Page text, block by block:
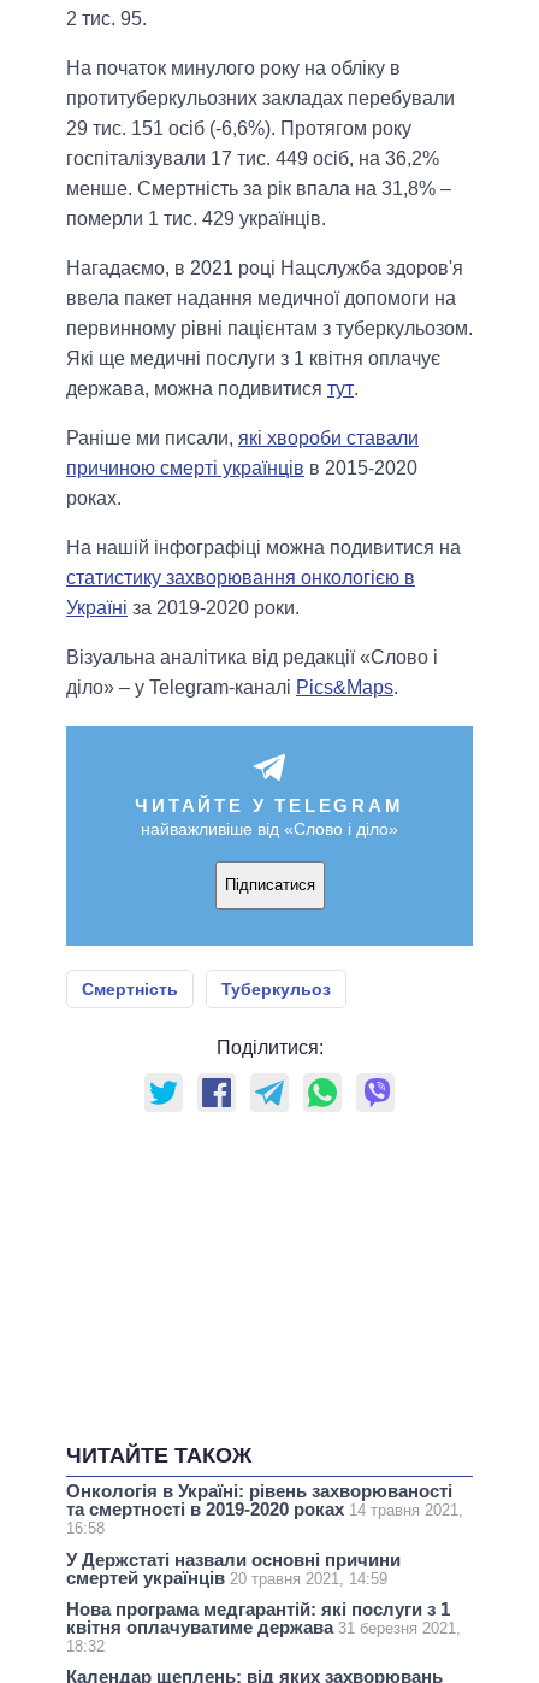
2 тис. 95.
На початок минулого року на обліку в
протитуберкульозних закладах перебували
29 тис. 151 осіб (-6,6%). Протягом року
госпіталізували 17 тис. 449 осіб, на 36,2%
менше. Смертність за рік впала на 31,8% –
померли 1 тис. 429 українців.
Нагадаємо, в 2021 році Нацслужба здоров'я
ввела пакет надання медичної допомоги на
первинному рівні пацієнтам з туберкульозом.
Які ще медичні послуги з 1 квітня оплачує
держава, можна подивитися тут.
Раніше ми писали, які хвороби ставали
причиною смерті українців в 2015-2020
роках.
На нашій інфографіці можна подивитися на
статистику захворювання онкологією в
Україні за 2019-2020 роки.
Візуальна аналітика від редакції «Слово і
діло» – у Telegram-каналі Pics&Maps.
ЧИТАЙТЕ У TELEGRAM
найважливіше від «Слово і діло»
Підписатися
Смертність Туберкульоз
Поділитися:
ЧИТАЙТЕ ТАКОЖ
Онкологія в Україні: рівень захворюваності
та смертності в 2019-2020 роках 14 травня 2021,
16:58
У Держстаті назвали основні причини
смертей українців 20 травня 2021, 14:59
Нова програма медгарантій: які послуги з 1
квітня оплачуватиме держава 31 березня 2021,
18:32
Календар щеплень: від яких захворювань